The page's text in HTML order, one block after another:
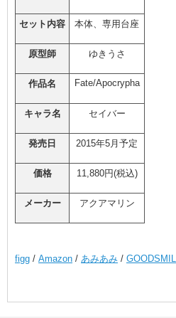
セット内容 本体、専用台座
原型師 ゆきうさ
作品名 Fate/Apocrypha
キャラ名 セイバー
発売日 2015年5月予定
価格 11,880円(税込)
メーカー アクアマリン
figg / Amazon / あみあみ /